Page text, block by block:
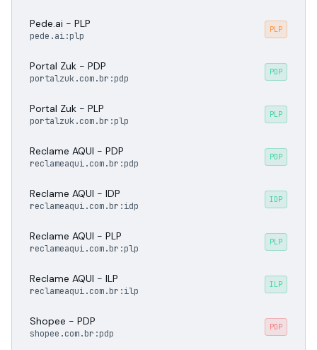
Pede.ai - PLP
pede.ai:plp
PLP
Portal Zuk - PDP
portalzuk.com.br:pdp
PDP
Portal Zuk - PLP
portalzuk.com.br:plp
PLP
Reclame AQUI - PDP
reclameaqui.com.br:pdp
PDP
Reclame AQUI - IDP
reclameaqui.com.br:idp
IDP
Reclame AQUI - PLP
reclameaqui.com.br:plp
PLP
Reclame AQUI - ILP
reclameaqui.com.br:ilp
ILP
Shopee - PDP
shopee.com.br:pdp
PDP